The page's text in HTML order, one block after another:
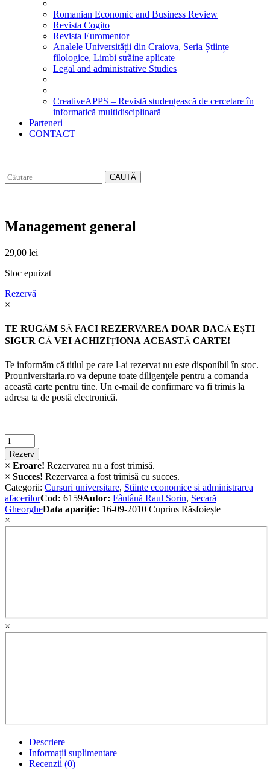
Romanian Economic and Business Review
Revista Cogito
Revista Euromentor
Analele Universității din Craiova, Seria Științe
filologice, Limbi străine aplicate
Legal and administrative Studies
CreativeAPPS – Revistă studențească de cercetare în
informatică multidisciplinară
Parteneri
CONTACT
CAUTĂ
Management general
29,00 lei
Stoc epuizat
Rezervă
×
TE RUGĂM SĂ FACI REZERVAREA DOAR DACĂ EŞTI
SIGUR CĂ VEI ACHIZIŢIONA ACEASTĂ CARTE!
Te informăm că titlul pe care l-ai rezervat nu este disponibil în stoc.
Prouniversitaria.ro va depune toate diligenţele pentru a comanda
această carte pentru tine. Un e-mail de confirmare va fi trimis la
adresa ta de postă electronică.
Criminalistica
quantity
Rezerv
× Eroare! Rezervarea nu a fost trimisă.
× Succes! Rezervarea a fost trimisă cu succes.
Categorii: Cursuri universitare, Stiinte economice si administrarea
afacerilorCod: 6159Autor: Fântână Raul Sorin, Secară
GheorgheData apariție: 16-09-2010 Cuprins Răsfoiește
×
×
Descriere
Informații suplimentare
Recenzii (0)